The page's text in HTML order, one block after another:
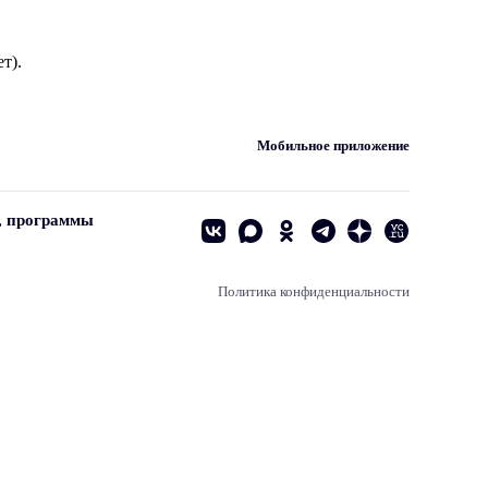
Мобильное приложение
программы
Политика конфиденциальности